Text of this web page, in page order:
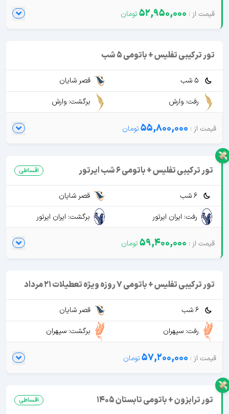
52,950,000
تور ترکیبی تفلیس + باتومی 5 شب
5 شب
قصر شایان
رفت: وارش
برگشت: وارش
55,800,000
تور ترکیبی تفلیس + باتومی 6 شب ایرتور اقساطی
6 شب
قصر شایان
رفت: ایران ایرتور
برگشت: ایران ایرتور
59,400,000
تور ترکیبی تفلیس + باتومی 7 روزه ویژه تعطیلات 21 مرداد
6 شب
قصر شایان
رفت: سپهران
برگشت: سپهران
57,200,000
تور ترابزون + باتومی تابستان 1405 اقساطی